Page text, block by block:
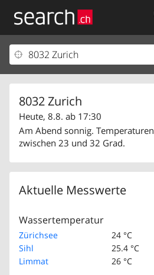
8032 Zurich
Heute, 8.8. ab 17:30
Am Abend sonnig. Temperaturen
zwischen 23 und 32 Grad.
Aktuelle Messwerte
Wassertemperatur
Zürichsee
24 °C
Sihl
25.4 °C
Limmat
26 °C
Ihr Eintrag
Kundencenter Geschäftskunden